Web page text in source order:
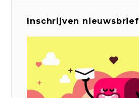
Inschrijven nieuwsbrief